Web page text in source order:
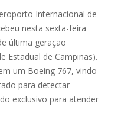
Internacional de
nesta sexta-feira
última geração
Estadual de Campinas).
um Boeing 767, vindo
para detectar
exclusivo para atender